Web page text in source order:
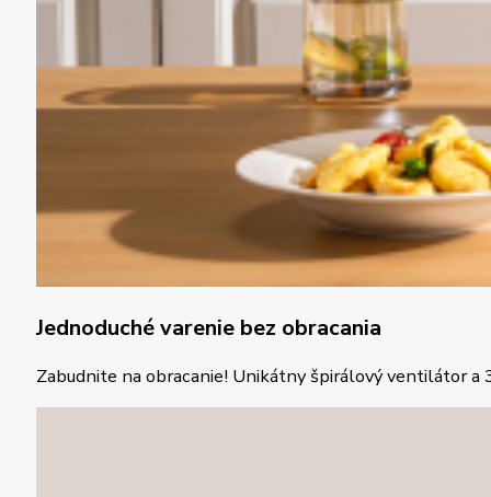
Jednoduché varenie bez obracania
Zabudnite na obracanie! Unikátny špirálový ventilátor a